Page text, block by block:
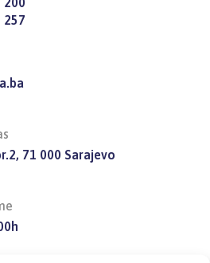
257
71 000 Sarajevo